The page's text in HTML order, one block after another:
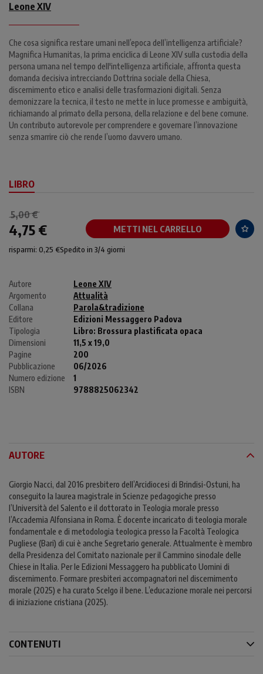
Leone XIV
Che cosa significa restare umani nell’epoca dell’intelligenza artificiale?
Magnifica Humanitas, la prima enciclica di Leone XIV sulla custodia della
persona umana nel tempo dell'intelligenza artificiale, affronta questa
domanda decisiva intrecciando Dottrina sociale della Chiesa,
discernimento etico e analisi delle trasformazioni digitali. Senza
demonizzare la tecnica, il testo ne mette in luce promesse e ambiguità,
richiamando al primato della persona, della relazione e del bene comune.
Un contributo autorevole per comprendere e governare l’innovazione
senza smarrire ciò che rende l’uomo davvero umano.
LIBRO
5,00 €
4,75 € METTI NEL CARRELLO
risparmi: 0,25 €Spedito in 3/4 giorni
Autore
Leone XIV
Argomento
Attualità
Collana
Parola&tradizione
Editore
Edizioni Messaggero Padova
Tipologia
Libro: Brossura plastificata opaca
Dimensioni
11,5 x 19,0
Pagine
200
Pubblicazione
06/2026
Numero edizione
1
ISBN
9788825062342
AUTORE
Giorgio Nacci, dal 2016 presbitero dell’Arcidiocesi di Brindisi-Ostuni, ha
conseguito la laurea magistrale in Scienze pedagogiche presso
l’Università del Salento e il dottorato in Teologia morale presso
l’Accademia Alfonsiana in Roma. È docente incaricato di teologia morale
fondamentale e di metodologia teologica presso la Facoltà Teologica
Pugliese (Bari) di cui è anche Segretario generale. Attualmente è membro
della Presidenza del Comitato nazionale per il Cammino sinodale delle
Chiese in Italia. Per le Edizioni Messaggero ha pubblicato Uomini di
discernimento. Formare presbiteri accompagnatori nel discernimento
morale (2025) e ha curato Scelgo il bene. L’educazione morale nei percorsi
di iniziazione cristiana (2025).
CONTENUTI